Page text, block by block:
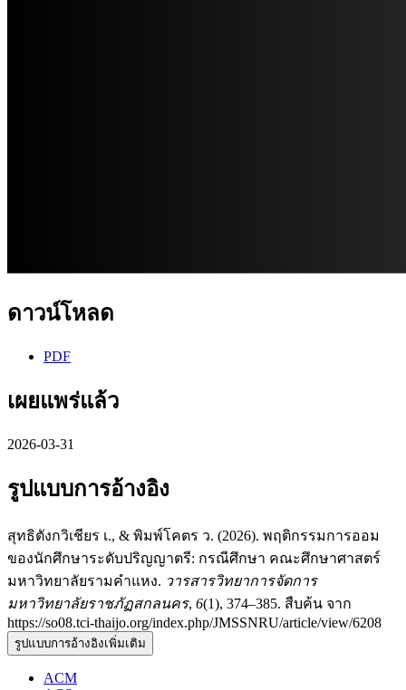
ดาวน์โหลด
PDF
เผยแพร่แล้ว
2026-03-31
รูปแบบการอ้างอิง
สุทธิตังกวิเชียร เ., & พิมพ์โคตร ว. (2026). พฤติกรรมการออม
ของนักศึกษาระดับปริญญาตรี: กรณีศึกษา คณะศึกษาศาสตร์
มหาวิทยาลัยรามคำแหง. วารสารวิทยาการจัดการ
มหาวิทยาลัยราชภัฏสกลนคร, 6(1), 374–385. สืบค้น จาก
https://so08.tci-thaijo.org/index.php/JMSSNRU/article/view/6208
รูปแบบการอ้างอิงเพิ่มเติม
ACM